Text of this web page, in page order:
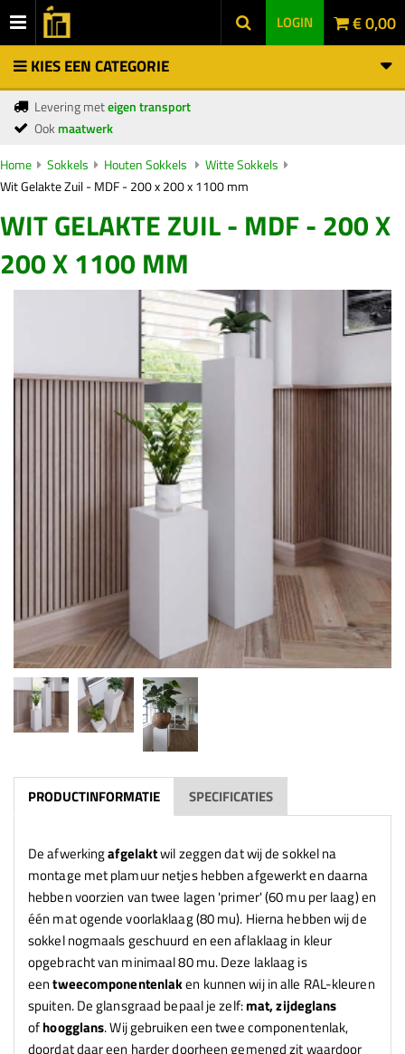
LOGIN € 0,00
KIES EEN CATEGORIE
Levering meteigen transport
Ookmaatwerk
Home Sokkels Houten Sokkels
Witte Sokkels
Wit Gelakte Zuil - MDF - 200 x 200 x 1100 mm
WIT GELAKTE ZUIL - MDF - 200 X
200 X 1100 MM
PRODUCTINFORMATIE SPECIFICATIES
De afwerkingafgelaktwil zeggen dat wij de sokkel na
montage met plamuur netjes hebben afgewerkt en daarna
hebben voorzien van twee lagen 'primer' (60 mu per laag) en
één mat ogende voorlaklaag (80 mu). Hierna hebben wij de
sokkel nogmaals geschuurd en een aflaklaag in kleur
opgebracht van minimaal 80 mu. Deze laklaag is
eentweecomponentenlaken kunnen wij in alle RAL-kleuren
spuiten. De glansgraad bepaal je zelf:mat, zijdeglans
ofhoogglans. Wij gebruiken een twee componentenlak,
doordat daar een harder doorheen gemengd zit waardoor